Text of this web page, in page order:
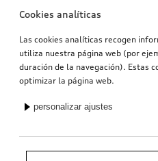
Cookies analíticas
Las cookies analíticas recogen
utiliza nuestra página web (por
duración de la navegación). Estas
optimizar la página web.
personalizar ajustes